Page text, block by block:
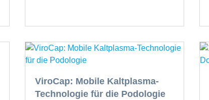
ViroCap: Mobile Kaltplasma-
Technologie für die Podologie